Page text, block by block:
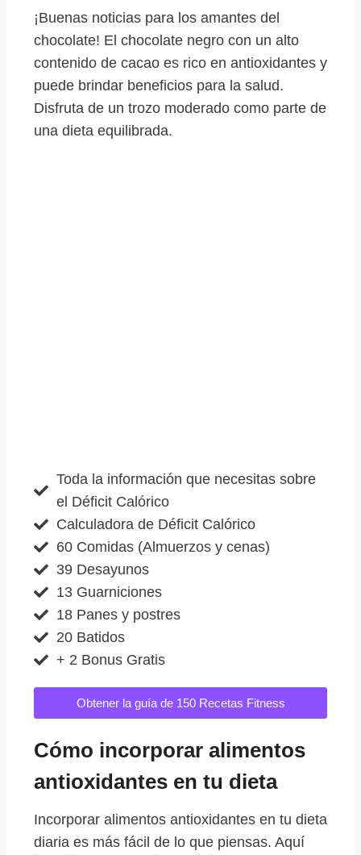
¡Buenas noticias para los amantes del
chocolate! El chocolate negro con un alto
contenido de cacao es rico en antioxidantes y
puede brindar beneficios para la salud.
Disfruta de un trozo moderado como parte de
una dieta equilibrada.
Toda la información que necesitas sobre
el Déficit Calórico
Calculadora de Déficit Calórico
60 Comidas (Almuerzos y cenas)
39 Desayunos
13 Guarniciones
18 Panes y postres
20 Batidos
+ 2 Bonus Gratis
Obtener la guía de 150 Recetas Fitness
Cómo incorporar alimentos
antioxidantes en tu dieta
Incorporar alimentos antioxidantes en tu dieta
diaria es más fácil de lo que piensas. Aquí